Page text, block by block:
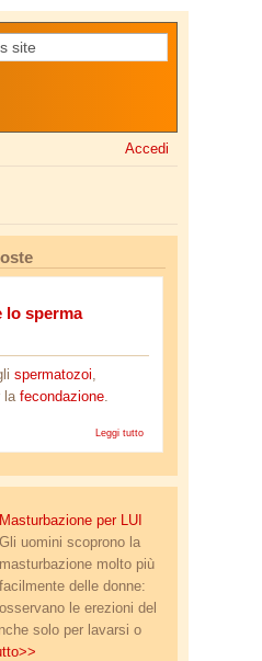
Accedi
lo sperma
spermatozoi,
lafecondazione.
Leggi tutto
Masturbazione per LUI
Gli uomini scoprono la
masturbazione molto più
facilmente delle donne:
osservano le erezioni del
solo per lavarsi o